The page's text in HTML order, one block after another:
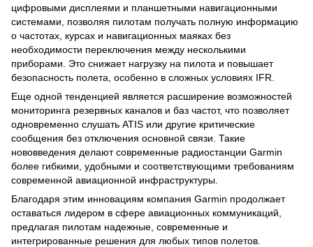
цифровыми дисплеями и планшетными навигационными
системами, позволяя пилотам получать полную информацию
о частотах, курсах и навигационных маяках без
необходимости переключения между несколькими
приборами. Это снижает нагрузку на пилота и повышает
безопасность полета, особенно в сложных условиях IFR.
Еще одной тенденцией является расширение возможностей
мониторинга резервных каналов и баз частот, что позволяет
одновременно слушать ATIS или другие критические
сообщения без отключения основной связи. Такие
нововведения делают современные радиостанции Garmin
более гибкими, удобными и соответствующими требованиям
современной авиационной инфраструктуры.
Благодаря этим инновациям компания Garmin продолжает
оставаться лидером в сфере авиационных коммуникаций,
предлагая пилотам надежные, современные и
интегрированные решения для любых типов полетов.